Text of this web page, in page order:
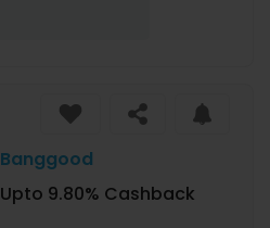
Banggood
Upto 9.80% Cashback